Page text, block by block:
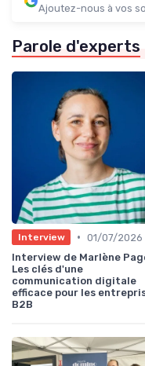
Ajoutez-nous à vos
Parole d'experts
Interview • 01/07/2026
Interview de Marlène
Les clés d'une
communication digitale
efficace pour les
B2B